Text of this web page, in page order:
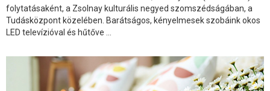
folytatásaként, a Zsolnay kulturális negyed szomszédságában, a
Tudásközpont közelében. Barátságos, kényelmesek szobáink okos
LED televízióval és hűtőve ...